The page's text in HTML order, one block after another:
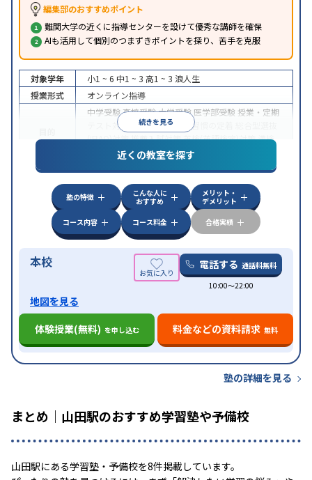
編集部のおすすめポイント
難関大学の近くに指導センターを設けて優秀な講師を確保
AIも活用して個別のつまずきポイントを探り、苦手を克服
続きを見る
対象学年 小1 ~ 6 中1 ~ 3 高1 ~ 3 浪人生
授業形式
オンライン指導
中学受験高校受験大学受験 医学部受験 授業・定期
テスト対策
内申点対策 学習習慣の定着
(旧AO)対策推薦入試対策英検(英語検定)対策漢検
(漢字検定)対策
中高一貫校生に対応成績保証制度あり授業の振替
可能不登校生に対応学習にPC・タブレットを利用
オンライン対応1科目から受講可能
近くの教室を探す
塾の特徴
こんな人に
おすすめ
メリット・
デメリット
コース内容
コース料金 合格実績
本校 電話する 通話料無料
10:00〜22:00
地図を見る
体験授業(無料) を申し込む 料金などの資料請求 無料
塾の詳細を見る
まとめ｜山田駅のおすすめ学習塾や予備校
山田駅にある学習塾・予備校を8件掲載しています。